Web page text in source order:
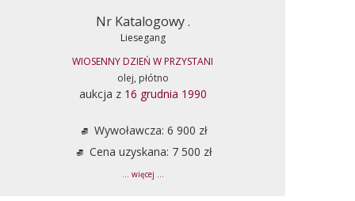
Nr Katalogowy .
Liesegang
WIOSENNY DZIEŃ W PRZYSTANI
olej, płótno
aukcja z 16 grudnia 1990
Wywoławcza: 6 900 zł
Cena uzyskana: 7 500 zł
... więcej ...